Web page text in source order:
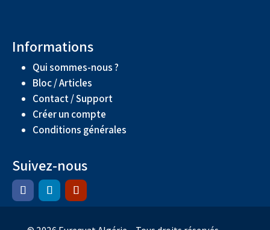
Informations
Qui sommes-nous ?
Bloc / Articles
Contact / Support
Créer un compte
Conditions générales
Suivez-nous